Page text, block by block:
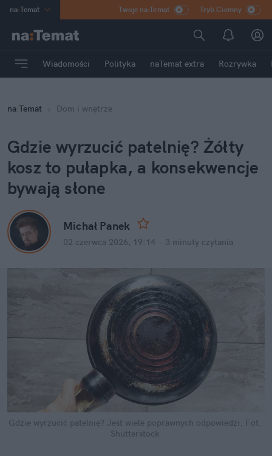
na:Temat
Poland
mama
Rozrywka
Twoje na:Temat Tryb Ciemny
Wiadomości Polityka naTemat extra Rozrywka
na:Temat Dom i wnętrze
Gdzie wyrzucić patelnię? Żółty
kosz to pułapka, a konsekwencje
bywają słone
Michał Panek
02 czerwca 2026, 19:14 3 minuty czytania
Gdzie wyrzucić patelnię? Jest wiele poprawnych odpowiedzi. Fot.
Shutterstock